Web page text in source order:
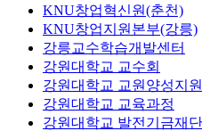
KNU창업혁신원(춘천)
KNU창업지원본부(강릉)
강릉교수학습개발센터
강원대학교 교수회
강원대학교 교원양성지
강원대학교 교육과정
강원대학교 발전기금재단